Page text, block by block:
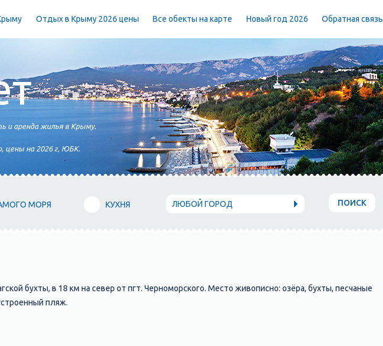
Отдых в Крыму 2026 цены Все обекты на карте Новый год 2026 Обратная связь
и аренда жилья в Крыму.
цены на 2026 г, ЮБК.
МОРЯ КУХНЯ ЛЮБОЙ ГОРОД ПОИСК
бухты, в 18 км на север от пгт. Черноморского. Место живописно: озёра, бухты, песчаные
пляж.